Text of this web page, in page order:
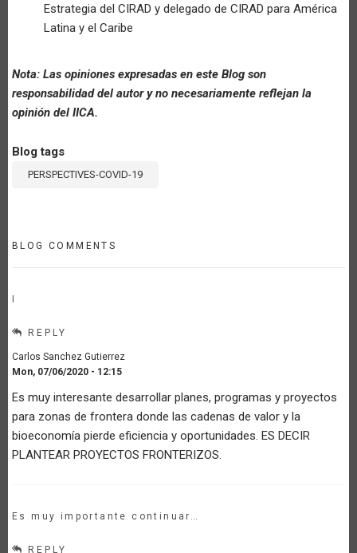
Estrategia del CIRAD y delegado de CIRAD para América
Latina y el Caribe
Nota: Las opiniones expresadas en este Blog son
responsabilidad del autor y no necesariamente reflejan la
opinión del IICA.
Blog tags
PERSPECTIVES-COVID-19
BLOG COMMENTS
I
REPLY
Carlos Sanchez Gutierrez
Mon, 07/06/2020 - 12:15
Es muy interesante desarrollar planes, programas y proyectos
para zonas de frontera donde las cadenas de valor y la
bioeconomía pierde eficiencia y oportunidades. ES DECIR
PLANTEAR PROYECTOS FRONTERIZOS.
Es muy importante continuar…
REPLY